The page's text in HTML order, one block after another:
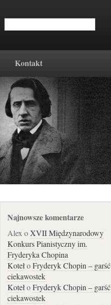
Kontakt
Najnowsze komentarze
Alex oXVII Międzynarodowy
Konkurs Pianistyczny im.
Fryderyka Chopina
KotełoFryderyk Chopin – garść
ciekawostek
KotełoFryderyk Chopin – garść
ciekawostek